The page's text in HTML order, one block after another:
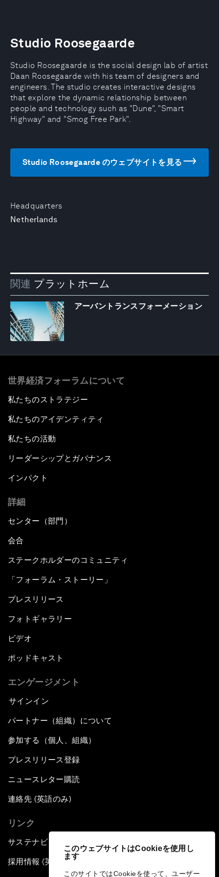
このウェブサイトはCookieを使用し
ます
このサイトではCookieを使って、ユーザー
Headquarters
Netherlands
Studio Roosegaarde
Studio Roosegaarde is the social design lab of artist
Daan Roosegaarde with his team of designers and
engineers. The studio creates interactive designs
that explore the dynamic relationship between
people and technology such as "Dune", "Smart
Highway" and "Smog Free Park".
Studio Roosegaarde のウェブサイトを見る
関連 プラットホーム
アーバントランスフォーメーション
世界経済フォーラムについて
私たちのストラテジー
私たちのアイデンティティ
私たちの活動
リーダーシップとガバナンス
インパクト
詳細
センター（部門）
会合
ステークホルダーのコミュニティ
「フォーラム・ストーリー」
プレスリリース
フォトギャラリー
ビデオ
ポッドキャスト
エンゲージメント
サインイン
パートナー（組織）について
参加する（個人、組織）
プレスリリース登録
ニュースレター購読
連絡先 (英語のみ)
リンク
サステナビリティへの取り組み
採用情報 (英語のみ)